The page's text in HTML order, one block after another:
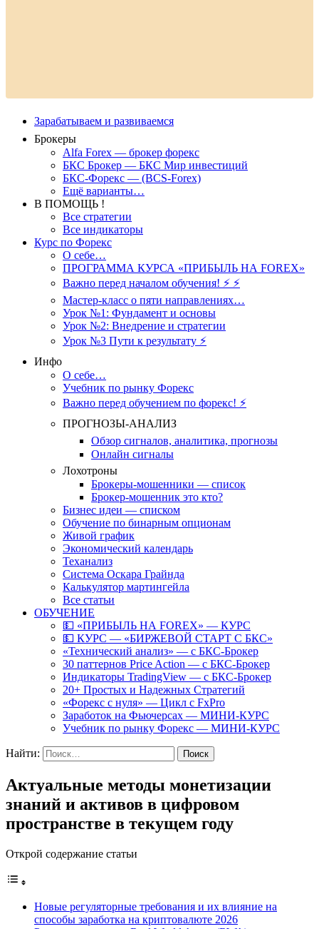
Зарабатываем и развиваемся
Брокеры
Alfa Forex — брокер форекс
БКС Брокер — БКС Мир инвестиций
БКС-Форекс — (BCS-Forex)
Ещё варианты…
В ПОМОЩЬ !
Все стратегии
Все индикаторы
Курс по Форекс
О себе…
ПРОГРАММА КУРСА «ПРИБЫЛЬ НА FOREX»
Важно перед началом обучения! ⚡ ⚡
Мастер-класс о пяти направлениях…
Урок №1: Фундамент и основы
Урок №2: Внедрение и стратегии
Урок №3 Пути к результату ⚡️
Инфо
О себе…
Учебник по рынку Форекс
Важно перед обучением по форекс! ⚡
ПРОГНОЗЫ-АНАЛИЗ
Обзор сигналов, аналитика, прогнозы
Онлайн сигналы
Лохотроны
Брокеры-мошенники — список
Брокер-мошенник это кто?
Бизнес идеи — списком
Обучение по бинарным опционам
Живой график
Экономический календарь
Теханализ
Система Оскара Грайнда
Калькулятор мартингейла
Все статьи
ОБУЧЕНИЕ
💵 «ПРИБЫЛЬ НА FOREX» — КУРС
💵 КУРС — «БИРЖЕВОЙ СТАРТ С БКС»
«Технический анализ» — с БКС-Брокер
30 паттернов Price Action — с БКС-Брокер
Индикаторы TradingView — с БКС-Брокер
20+ Простых и Надежных Стратегий
«Форекс с нуля» — Цикл с FxPro
Заработок на Фьючерсах — МИНИ-КУРС
Учебник по рынку Форекс — МИНИ-КУРС
Найти:
Актуальные методы монетизации
знаний и активов в цифровом
пространстве в текущем году
Открой содержание статьи
Новые регуляторные требования и их влияние на
способы заработка на криптовалюте 2026